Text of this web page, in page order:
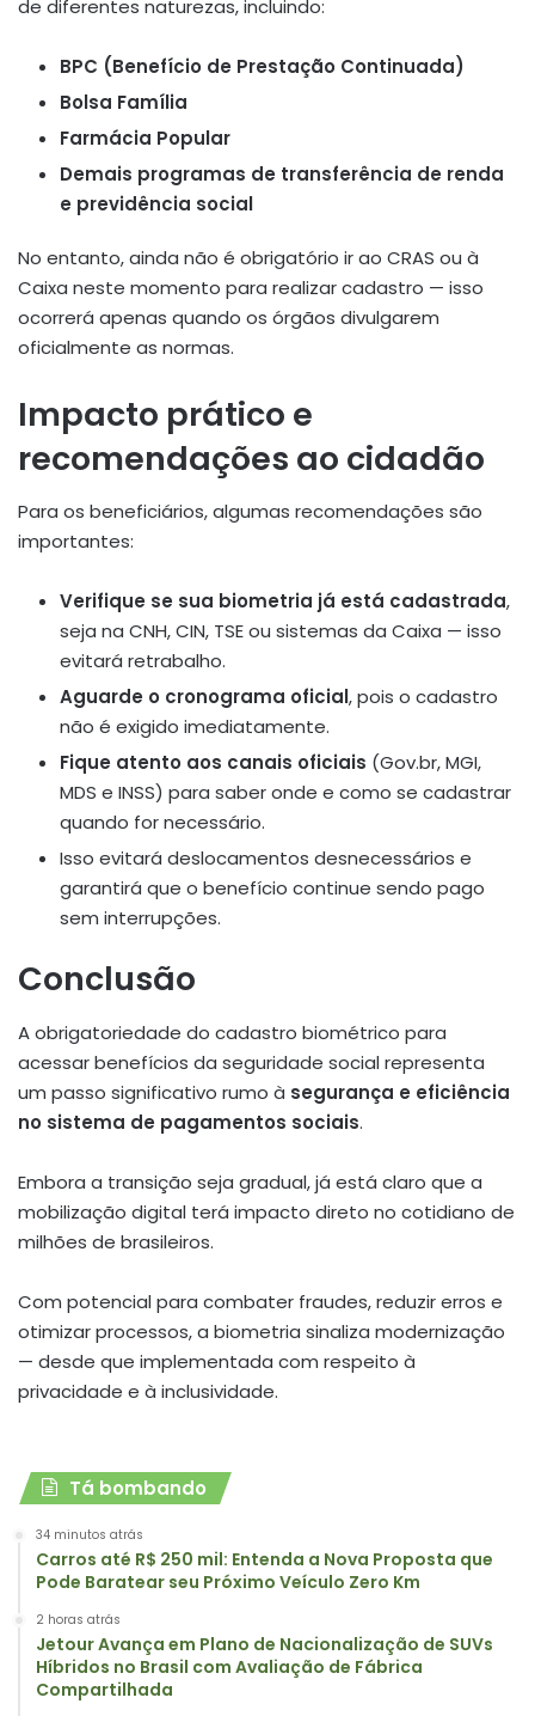
de diferentes naturezas, incluindo:
BPC (Benefício de Prestação Continuada)
Bolsa Família
Farmácia Popular
Demais programas de transferência de renda
e previdência social
No entanto, ainda não é obrigatório ir ao CRAS ou à
Caixa neste momento para realizar cadastro — isso
ocorrerá apenas quando os órgãos divulgarem
oficialmente as normas.
Impacto prático e
recomendações ao cidadão
Para os beneficiários, algumas recomendações são
importantes:
Verifique se sua biometria já está cadastrada,
seja na CNH, CIN, TSE ou sistemas da Caixa — isso
evitará retrabalho.
Aguarde o cronograma oficial, pois o cadastro
não é exigido imediatamente.
Fique atento aos canais oficiais (Gov.br, MGI,
MDS e INSS) para saber onde e como se cadastrar
quando for necessário.
Isso evitará deslocamentos desnecessários e
garantirá que o benefício continue sendo pago
sem interrupções.
Conclusão
A obrigatoriedade do cadastro biométrico para
acessar benefícios da seguridade social representa
um passo significativo rumo à segurança e eficiência
no sistema de pagamentos sociais.
Embora a transição seja gradual, já está claro que a
mobilização digital terá impacto direto no cotidiano de
milhões de brasileiros.
Com potencial para combater fraudes, reduzir erros e
otimizar processos, a biometria sinaliza modernização
— desde que implementada com respeito à
privacidade e à inclusividade.
Tá bombando
34 minutos atrás
Carros até R$ 250 mil: Entenda a Nova Proposta que
Pode Baratear seu Próximo Veículo Zero Km
2 horas atrás
Jetour Avança em Plano de Nacionalização de SUVs
Híbridos no Brasil com Avaliação de Fábrica
Compartilhada